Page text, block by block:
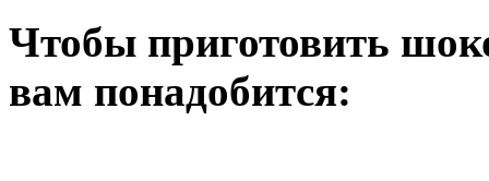
Чтобы приготовить
вам понадобится: